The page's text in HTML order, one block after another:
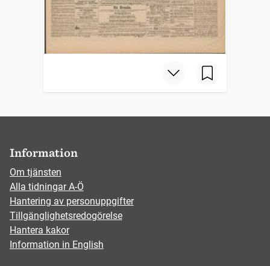
Information
Om tjänsten
Alla tidningar A-Ö
Hantering av personuppgifter
Tillgänglighetsredogörelse
Hantera kakor
Information in English